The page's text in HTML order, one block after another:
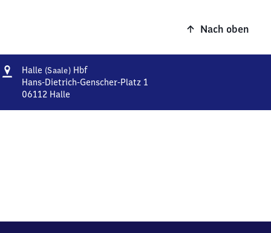
Nach oben
Adresse
Halle (Saale)HbfHalle
(Saale)
Hans-Dietrich-Genscher-Platz 1
06112 Halle